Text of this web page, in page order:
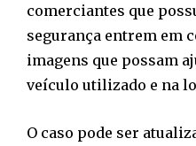
comerciantes que
segurança entrem em
imagens que possam
veículo utilizado e na
O caso pode ser